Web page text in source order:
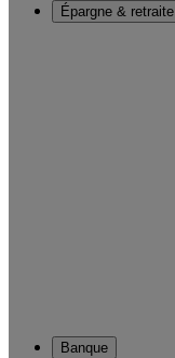
Épargne & retraite
Banque